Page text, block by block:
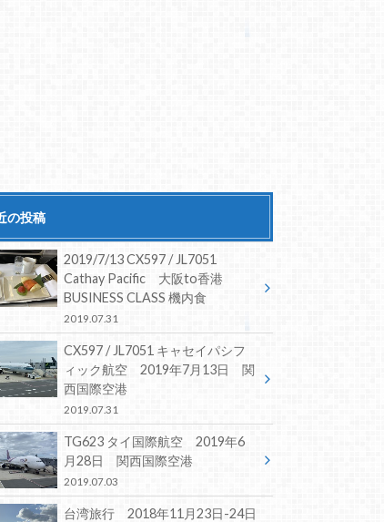
の投稿
2019/7/13 CX597 / JL7051
Cathay Pacific 大阪to香港
BUSINESS CLASS 機内食
2019.07.31
CX597 / JL7051 キャセイパシフ
ィック航空 2019年7月13日 関
西国際空港
2019.07.31
TG623 タイ国際航空 2019年6
月28日 関西国際空港
2019.07.03
台湾旅行 2018年11月23日-24日